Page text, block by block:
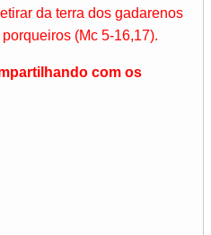
da terra dos gadarenos
(Mc 5-16,17).
com os